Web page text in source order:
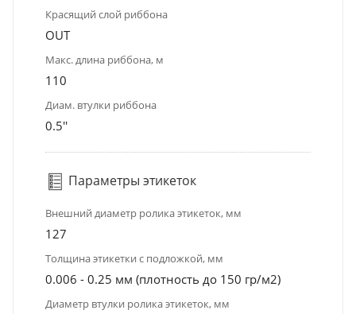
Красящий слой риббона
OUT
Макс. длина риббона, м
110
Диам. втулки риббона
0.5''
Параметры этикеток
Внешний диаметр ролика этикеток, мм
127
Толщина этикетки с подложкой, мм
0.006 - 0.25 мм (плотность до 150 гр/м2)
Диаметр втулки ролика этикеток, мм